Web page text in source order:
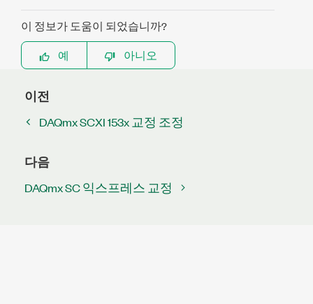
이 정보가 도움이 되었습니까?
예
아니오
이전
DAQmx SCXI 153x 교정 조정
다음
DAQmx SC 익스프레스 교정